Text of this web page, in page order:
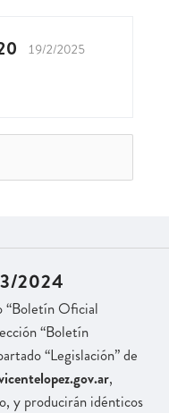
19/2/2025
2024
“Boletín Oficial
“Boletín
“Legislación” de
,
y producirán idénticos